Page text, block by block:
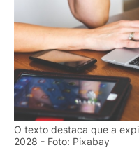
O texto destaca que a
2028 - Foto: Pixabay